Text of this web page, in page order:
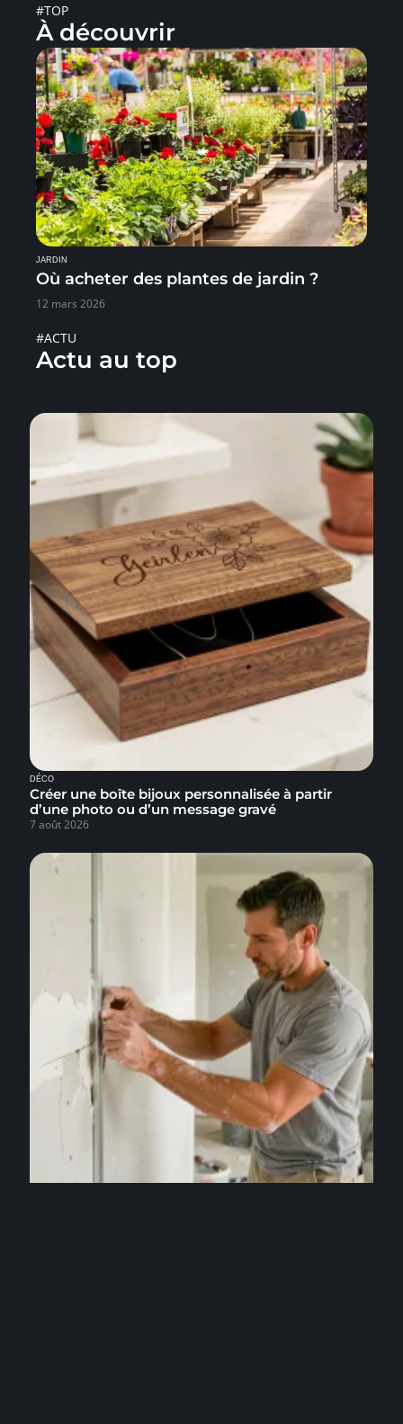
#TOP
À découvrir
JARDIN
Où acheter des plantes de jardin ?
12 mars 2026
#ACTU
Actu au top
DÉCO
Créer une boîte bijoux personnalisée à partir
d’une photo ou d’un message gravé
7 août 2026